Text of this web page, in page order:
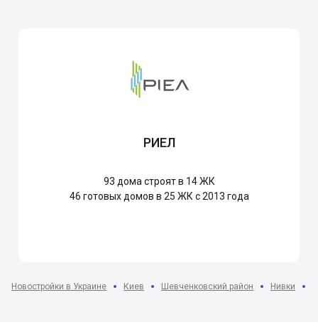
РИЕЛ
93 дома строят в 14 ЖК
46 готовых домов в 25 ЖК с 2013 года
Новостройки в Украине Киев Шевченковский район Нивки